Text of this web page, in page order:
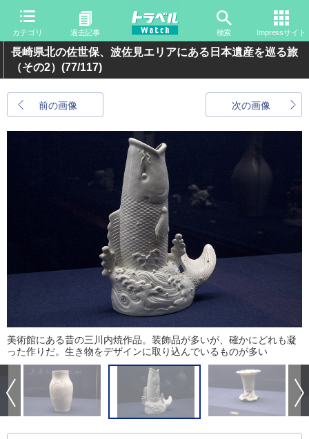
カテゴリ 過去記事 検索 Impressサイト
長崎県北の佐世保、波佐見エリアにある日本遺産を巡る旅
（その2） (77/117)
前の画像 次の画像
美術館にある昔の三川内焼作品。装飾品が多いが、確かにどれも凝
った作りだ。生き物をデザインに取り込んでいるものが多い